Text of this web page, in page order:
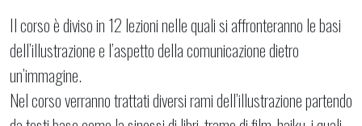
Il corso è diviso in 12 lezioni nelle quali si affronteranno le basi
dell’illustrazione e l’aspetto della comunicazione dietro
un’immagine.
Nel corso verranno trattati diversi rami dell’illustrazione partendo